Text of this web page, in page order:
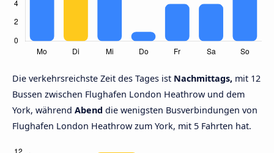
Die verkehrsreichste Zeit des Tages ist Nachmittags, mit 12
Bussen zwischen Flughafen London Heathrow und dem
York, während Abend die wenigsten Busverbindungen von
Flughafen London Heathrow zum York, mit 5 Fahrten hat.